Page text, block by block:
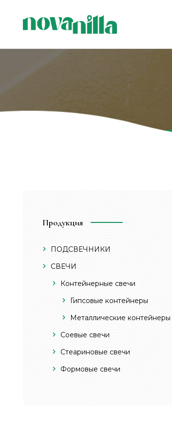
Продукция
ПОДСВЕЧНИКИ
СВЕЧИ
Контейнерные свечи
Гипсовые контейнеры
Металлические контейнеры
Соевые свечи
Стеариновые свечи
Формовые свечи